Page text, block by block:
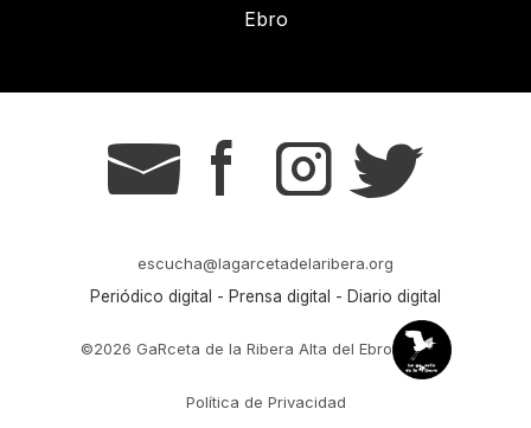
Ebro
g s t r
escucha@lagarcetadelaribera.org
Periódico digital - Prensa digital - Diario digital
©2026 GaRceta de la Ribera Alta del Ebro
Política de Privacidad